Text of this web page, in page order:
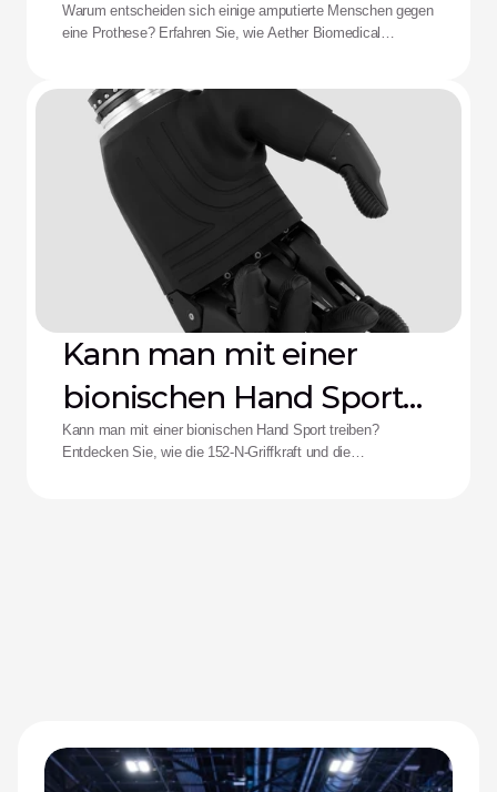
Aether-Lösung
Warum entscheiden sich einige amputierte Menschen gegen
eine Prothese? Erfahren Sie, wie Aether Biomedical
Kann man mit einer
bionischen Hand Sport
treiben?
Kann man mit einer bionischen Hand Sport treiben?
Entdecken Sie, wie die 152-N-Griffkraft und die